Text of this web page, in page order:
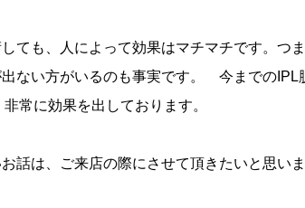
ても、人によって効果はマチマチです。つ
ない方がいるのも事実です。 今までのIPL
常に効果を出しております。
話は、ご来店の際にさせて頂きたいと思い